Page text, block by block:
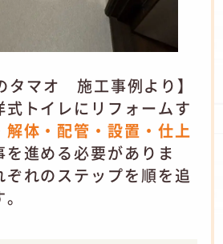
タマオ 施工事例より】
トイレにリフォームす
解体・配管・設置・仕上
を進める必要がありま
ぞれのステップを順を追